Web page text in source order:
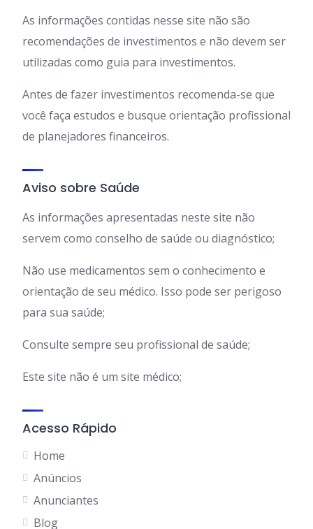
As informações contidas nesse site não são
recomendações de investimentos e não devem ser
utilizadas como guia para investimentos.
Antes de fazer investimentos recomenda-se que
você faça estudos e busque orientação profissional
de planejadores financeiros.
Aviso sobre Saúde
As informações apresentadas neste site não
servem como conselho de saúde ou diagnóstico;
Não use medicamentos sem o conhecimento e
orientação de seu médico. Isso pode ser perigoso
para sua saúde;
Consulte sempre seu profissional de saúde;
Este site não é um site médico;
Acesso Rápido
Home
Anúncios
Anunciantes
Blog